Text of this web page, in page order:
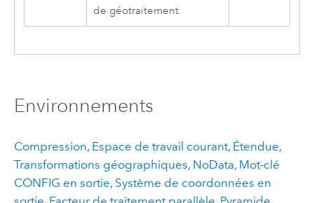
de géotraitement.
Environnements
Compression, Espace de travail courant, Étendue,
Transformations géographiques, NoData, Mot-clé
CONFIG en sortie, Système de coordonnées en